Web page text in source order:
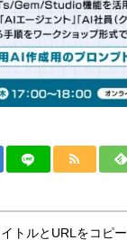
トルとURLをコピ